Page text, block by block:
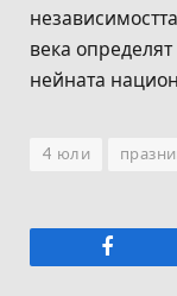
века
нейната
4 юли